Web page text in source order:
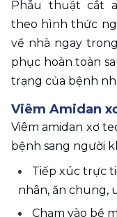
Phẫu thuật cắt
theo hình thức
về nhà ngay
phục hoàn toàn
trạng của bệnh
Viêm Amidan
Viêm amidan xơ
bệnh sang người
Tiếp xúc trực
nhân, ăn chung,
Chạm vào bề